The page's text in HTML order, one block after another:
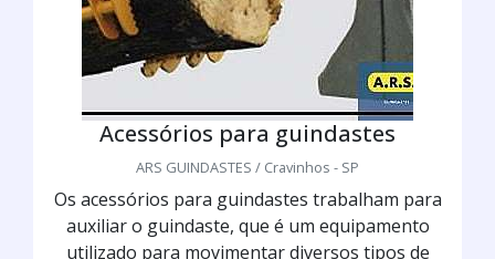
Acessórios para guindastes
ARS GUINDASTES / Cravinhos - SP
Os acessórios para guindastes trabalham para
auxiliar o guindaste, que é um equipamento
utilizado para movimentar diversos tipos de